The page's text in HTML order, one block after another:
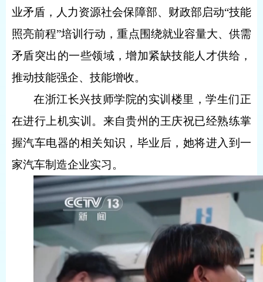
业矛盾，人力资源社会保障部、财政部启动“技能
照亮前程”培训行动，重点围绕就业容量大、供需
矛盾突出的一些领域，增加紧缺技能人才供给，
推动技能强企、技能增收。
在浙江长兴技师学院的实训楼里，学生们正
在进行上机实训。来自贵州的王庆祝已经熟练掌
握汽车电器的相关知识，毕业后，她将进入到一
家汽车制造企业实习。